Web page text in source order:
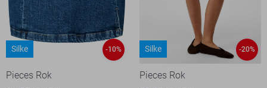
Silke -10%
Pieces Rok
Silke -20%
Pieces Rok